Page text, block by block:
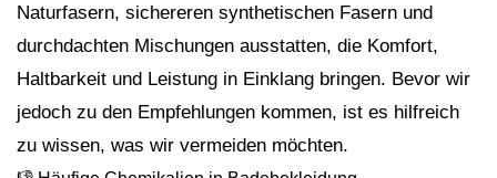
Naturfasern, sichereren synthetischen Fasern und
durchdachten Mischungen ausstatten, die Komfort,
Haltbarkeit und Leistung in Einklang bringen. Bevor wir
jedoch zu den Empfehlungen kommen, ist es hilfreich
zu wissen, was wir vermeiden möchten.